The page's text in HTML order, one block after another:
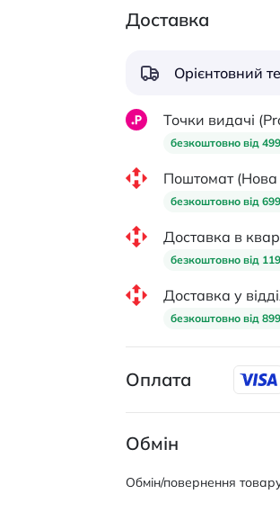
Доставка
Орієнтовний
Точки видачі
безкоштовно від
Поштомат
безкоштовно від
Доставка в
безкоштовно від
Доставка у
безкоштовно від
Оплата
Обмін
Обмін/повернення